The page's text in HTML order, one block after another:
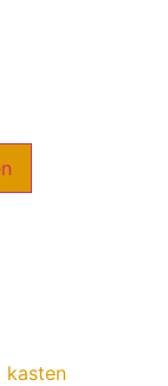
kasten